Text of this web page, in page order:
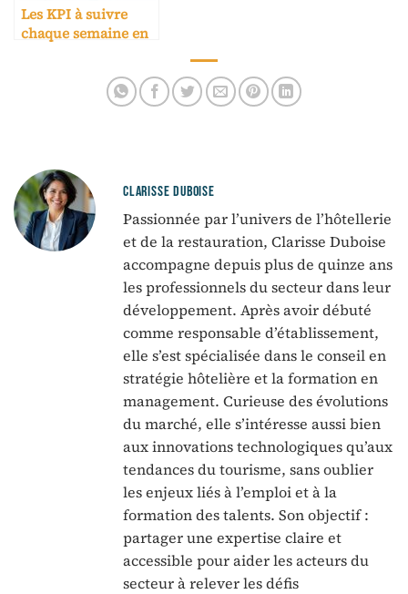
Les KPI à suivre
chaque semaine en
CLARISSE DUBOISE
Passionnée par l’univers de l’hôtellerie
et de la restauration, Clarisse Duboise
accompagne depuis plus de quinze ans
les professionnels du secteur dans leur
développement. Après avoir débuté
comme responsable d’établissement,
elle s’est spécialisée dans le conseil en
stratégie hôtelière et la formation en
management. Curieuse des évolutions
du marché, elle s’intéresse aussi bien
aux innovations technologiques qu’aux
tendances du tourisme, sans oublier
les enjeux liés à l’emploi et à la
formation des talents. Son objectif :
partager une expertise claire et
accessible pour aider les acteurs du
secteur à relever les défis